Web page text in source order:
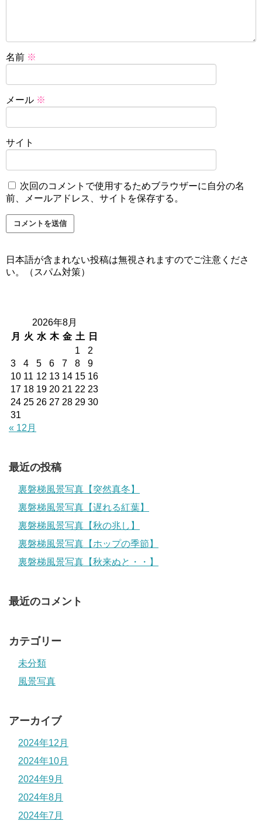
名前 ※
メール ※
サイト
次回のコメントで使用するためブラウザーに自分の名
前、メールアドレス、サイトを保存する。
日本語が含まれない投稿は無視されますのでご注意くださ
い。（スパム対策）
2026年8月
月
火 水 木 金 土
日
1
2
3
4 5 6 7 8
9
10 11 12 13 14 15 16
17 18 19 20 21 22 23
24 25 26 27 28 29 30
31
« 12月
最近の投稿
裏磐梯風景写真【突然真冬】
裏磐梯風景写真【遅れる紅葉】
裏磐梯風景写真【秋の兆し】
裏磐梯風景写真【ホップの季節】
裏磐梯風景写真【秋来ぬと・・】
最近のコメント
カテゴリー
未分類
風景写真
アーカイブ
2024年12月
2024年10月
2024年9月
2024年8月
2024年7月